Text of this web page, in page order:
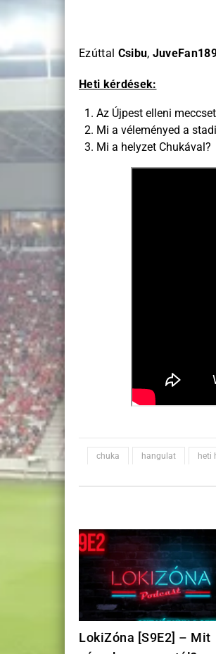
Ezúttal Csibu,
Heti kérdések:
Az Újpest elleni
Mi a véleményed a
Mi a helyzet Chukával?
chuka hangulat heti
LokiZóna [S9E2] – Mit